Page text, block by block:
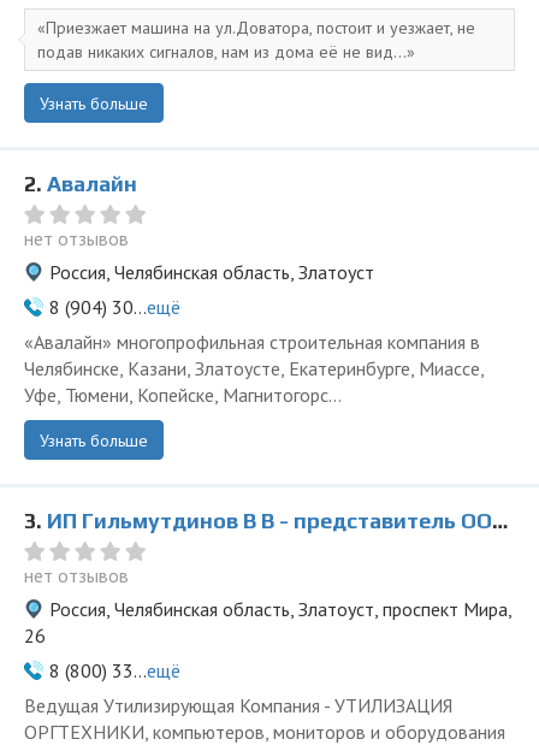
Приезжает машина на ул.Доватора, постоит и уезжает, не
подав никаких сигналов, нам из дома её не вид...
Узнать больше
2. Авалайн
нет отзывов
Россия, Челябинская область, Златоуст
8 (904) 30...ещё
«Авалайн» многопрофильная строительная компания в
Челябинске, Казани, Златоусте, Екатеринбурге, Миассе,
Уфе, Тюмени, Копейске, Магнитогорс...
Узнать больше
3. ИП Гильмутдинов В В - представитель ООО Ведущая Утилизирующая Компания
нет отзывов
Россия, Челябинская область, Златоуст, проспект Мира,
26
8 (800) 33...ещё
Ведущая Утилизирующая Компания - УТИЛИЗАЦИЯ
ОРГТЕХНИКИ, компьютеров, мониторов и оборудования